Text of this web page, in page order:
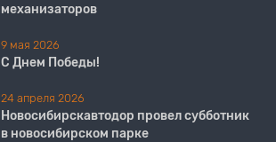
механизаторов
9 мая 2026
С Днем Победы!
24 апреля 2026
Новосибирскавтодор провел субботник
в новосибирском парке